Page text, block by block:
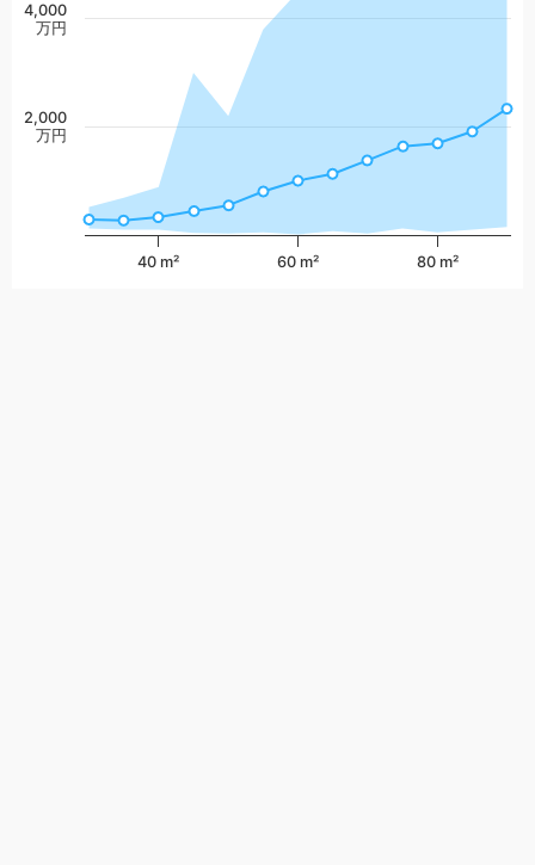
40 m² 60 m² 80 m²
2,000
万円
4,000
万円